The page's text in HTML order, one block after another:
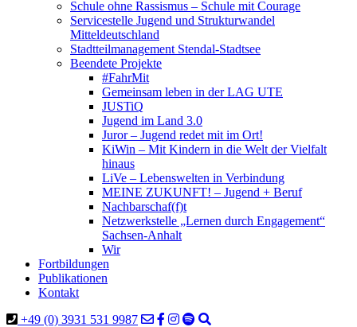
Schule ohne Rassismus – Schule mit Courage
Servicestelle Jugend und Strukturwandel
Mitteldeutschland
Stadtteilmanagement Stendal-Stadtsee
Beendete Projekte
#FahrMit
Gemeinsam leben in der LAG UTE
JUSTiQ
Jugend im Land 3.0
Juror – Jugend redet mit im Ort!
KiWin – Mit Kindern in die Welt der Vielfalt
hinaus
LiVe – Lebenswelten in Verbindung
MEINE ZUKUNFT! – Jugend + Beruf
Nachbarschaf(f)t
Netzwerkstelle „Lernen durch Engagement“
Sachsen-Anhalt
Wir
Fortbildungen
Publikationen
Kontakt
+49 (0) 3931 531 9987